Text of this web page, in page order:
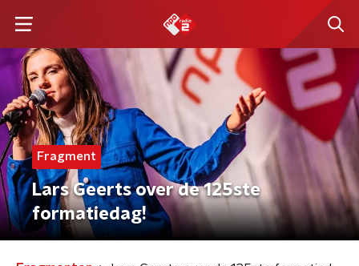
Fragment
Lars Geerts over de 125ste
formatiedag!